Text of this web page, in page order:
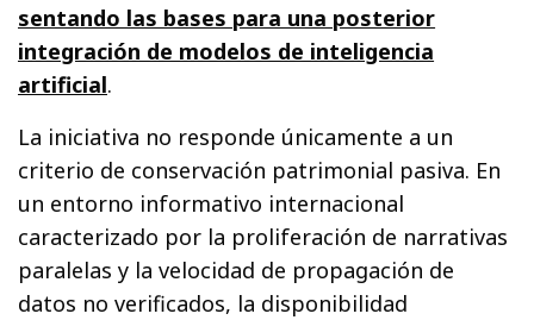
sentando las bases para una posterior
integración de modelos de inteligencia
artificial.
La iniciativa no responde únicamente a un
criterio de conservación patrimonial pasiva. En
un entorno informativo internacional
caracterizado por la proliferación de narrativas
paralelas y la velocidad de propagación de
datos no verificados, la disponibilidad